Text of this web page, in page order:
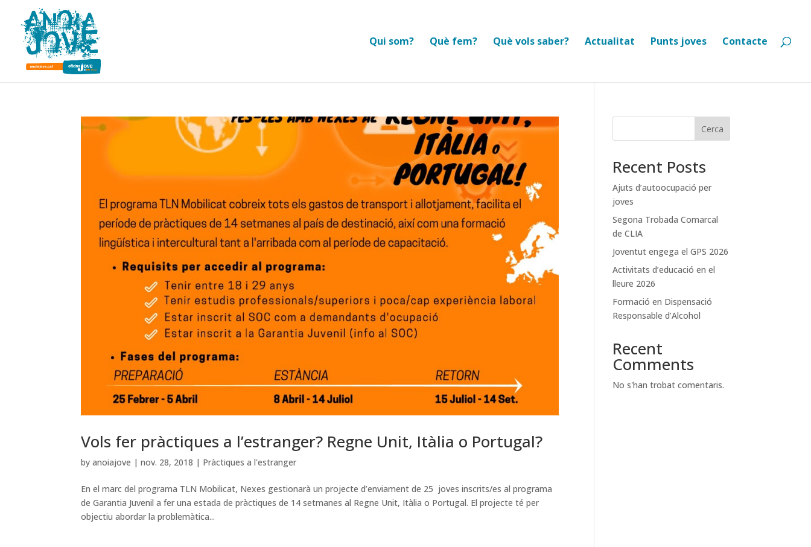
Qui som? Què fem? Què vols saber? Actualitat Punts joves Contacte
Vols fer pràctiques a l’estranger? Regne Unit, Itàlia o Portugal?
byanoiajove |nov. 28, 2018 | Pràctiques a l'estranger
En el marc del programa TLN Mobilicat, Nexes gestionarà un projecte d’enviament de 25 joves inscrits/es al programa
de Garantia Juvenil a fer una estada de pràctiques de 14 setmanes al Regne Unit, Itàlia o Portugal. El projecte té per
objectiu abordar la problemàtica...
Cerca
Recent Posts
Ajuts d’autoocupació per
joves
Segona Trobada Comarcal
de CLIA
Joventut engega el GPS 2026
Activitats d’educació en el
lleure 2026
Formació en Dispensació
Responsable d’Alcohol
Recent
Comments
No s'han trobat comentaris.